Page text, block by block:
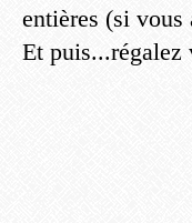
entières (si vous
Et puis...régalez